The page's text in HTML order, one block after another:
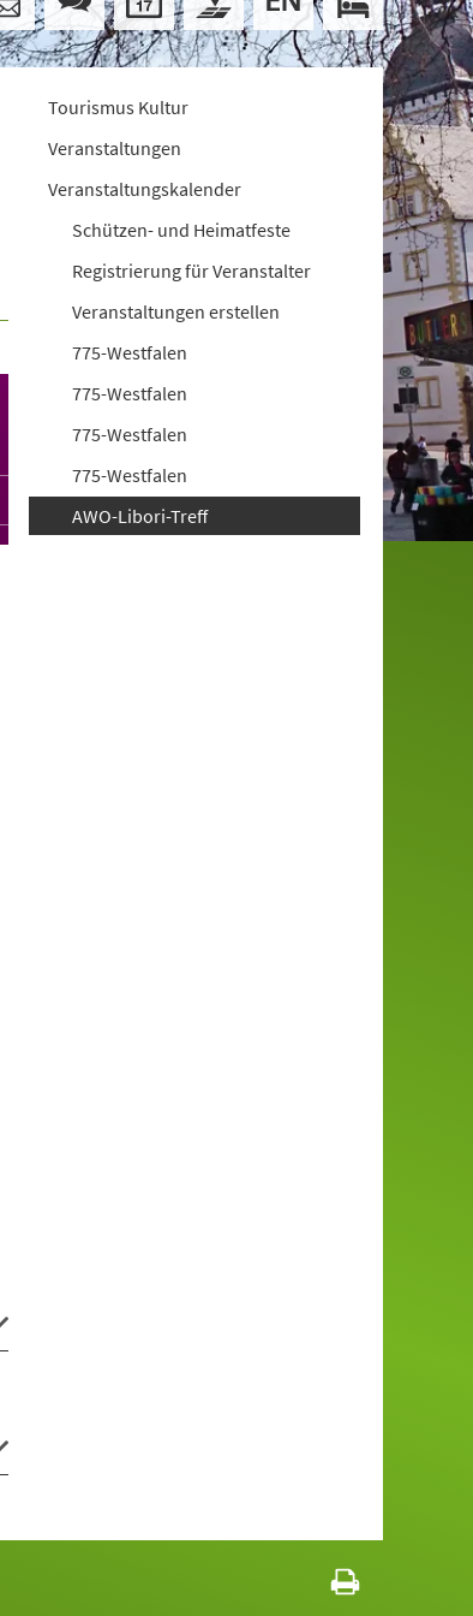
Tourismus Kultur
Veranstaltungen
Veranstaltungskalender
Schützen- und Heimatfeste
Registrierung für Veranstalter
Veranstaltungen erstellen
775-Westfalen
775-Westfalen
775-Westfalen
775-Westfalen
AWO-Libori-Treff